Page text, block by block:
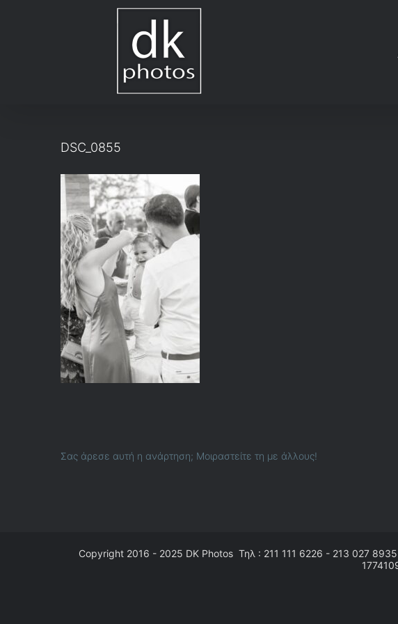
DSC_0855
Σας άρεσε αυτή η ανάρτηση; Μοιραστείτε τη με άλλους!
Copyright 2016 - 2025 DK Photos Τηλ : 211 111 6226 - 213 027